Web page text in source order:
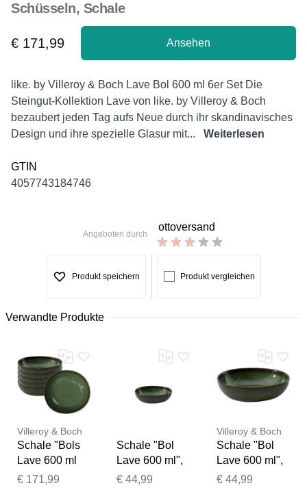
Schüsseln, Schale
Product information
€ 171,99 Ansehen
Description
like. by Villeroy & Boch Lave Bol 600 ml 6er Set Die
Steingut-Kollektion Lave von like. by Villeroy & Boch
bezaubert jeden Tag aufs Neue durch ihr skandinavisches
Design und ihre spezielle Glasur mit...
Weiterlesen
GTIN
4057743184746
Angeboten durch
ottoversand
Produkt speichern Produkt vergleichen
Verwandte Produkte
Villeroy & Boch
Schale "Bols
Lave 600 ml
6er Set", grün
€ 171,99
Schale "Bol
Lave 600 ml",
grün (vert),
€ 44,99
Villeroy & Boch
Schale "Bol
Lave 600 ml",
grün (vert),
€ 44,99